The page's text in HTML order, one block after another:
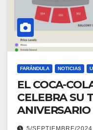
FARÁNDULA NOTICIAS
EL COCA-
CELEBRA SU
LOGROS
5/SEPTIEMBRE/2024